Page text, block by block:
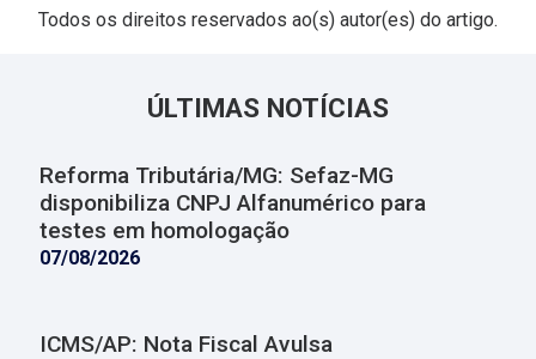
Todos os direitos reservados ao(s) autor(es) do artigo.
ÚLTIMAS NOTÍCIAS
Reforma Tributária/MG: Sefaz-MG
disponibiliza CNPJ Alfanumérico para
testes em homologação
07/08/2026
ICMS/AP: Nota Fiscal Avulsa